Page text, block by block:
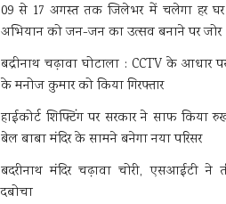
09 से 17 अगस्त तक जिलेभर में चलेगा हर घर
अभियान को जन-जन का उत्सव बनाने पर जोर
बद्रीनाथ चढ़ावा घोटाला : CCTV के आधार
के मनोज कुमार को किया गिरफ्तार
हाईकोर्ट शिफ्टिंग पर सरकार ने साफ किया
बेल बाबा मंदिर के सामने बनेगा नया परिसर
बदरीनाथ मंदिर चढ़ावा चोरी, एसआईटी ने
दबोचा